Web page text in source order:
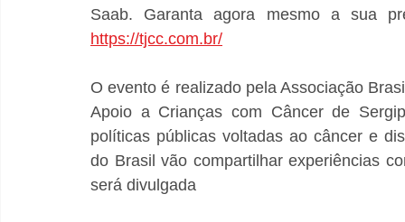
https://tjcc.com.br/
O evento é realizado pela Associação
Apoio a Crianças com Câncer de
políticas públicas voltadas ao câncer e
do Brasil vão compartilhar experiências
será divulgada